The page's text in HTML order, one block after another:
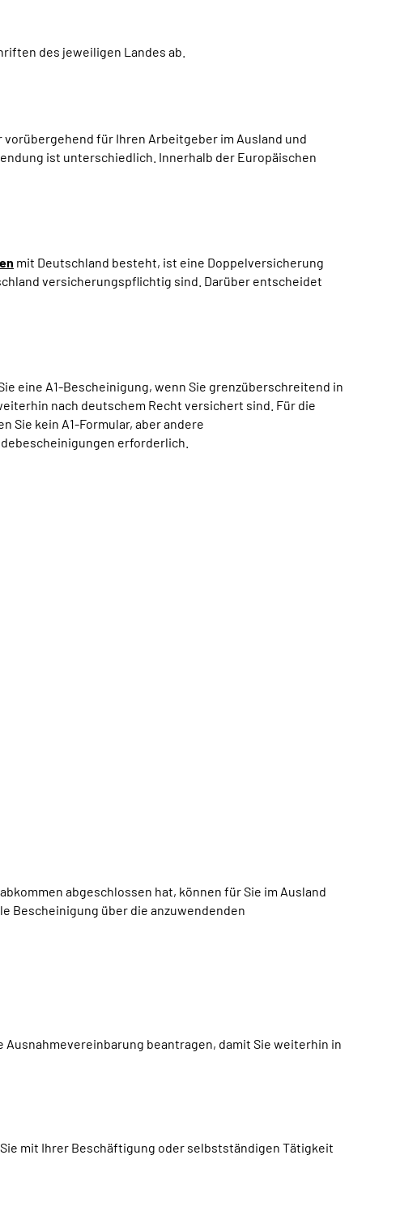
des jeweiligen Landes ab.
für Ihren Arbeitgeber im Ausland und
ist unterschiedlich. Innerhalb der Europäischen
mit Deutschland besteht, ist eine Doppelversicherung
versicherungspflichtig sind. Darüber entscheidet
eine A1-Bescheinigung, wenn Sie grenzüberschreitend in
nach deutschem Recht versichert sind. Für die
Sie kein A1-Formular, aber andere
erforderlich.
abgeschlossen hat, können für Sie im Ausland
Bescheinigung über die anzuwendenden
beantragen, damit Sie weiterhin in
mit Ihrer Beschäftigung oder selbstständigen Tätigkeit